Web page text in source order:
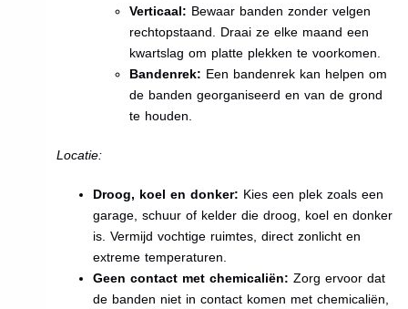
Verticaal: Bewaar banden zonder velgen
rechtopstaand. Draai ze elke maand een
kwartslag om platte plekken te voorkomen.
Bandenrek: Een bandenrek kan helpen om
de banden georganiseerd en van de grond
te houden.
Locatie:
Droog, koel en donker: Kies een plek zoals een
garage, schuur of kelder die droog, koel en donker
is. Vermijd vochtige ruimtes, direct zonlicht en
extreme temperaturen.
Geen contact met chemicaliën: Zorg ervoor dat
de banden niet in contact komen met chemicaliën,